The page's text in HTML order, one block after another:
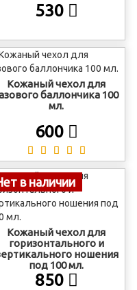
530
Кожаный чехол для
баллончика 100
мл.
600
в наличии
Кожаный чехол для
горизонтального и
ношения
под 100 мл.
850